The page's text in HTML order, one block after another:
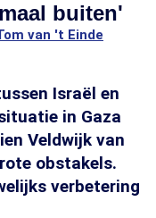
buiten'
van 't Einde
Israël en
in Gaza
Veldwijk van
obstakels.
verbetering